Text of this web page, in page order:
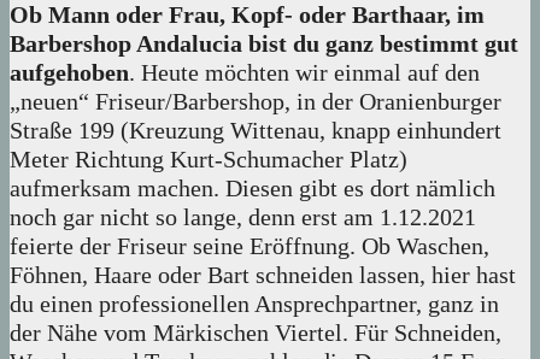
Ob Mann oder Frau, Kopf- oder Barthaar, im
Barbershop Andalucia bist du ganz bestimmt gut
aufgehoben. Heute möchten wir einmal auf den
„neuen“ Friseur/Barbershop, in der Oranienburger
Straße 199 (Kreuzung Wittenau, knapp einhundert
Meter Richtung Kurt-Schumacher Platz)
aufmerksam machen. Diesen gibt es dort nämlich
noch gar nicht so lange, denn erst am 1.12.2021
feierte der Friseur seine Eröffnung. Ob Waschen,
Föhnen, Haare oder Bart schneiden lassen, hier hast
du einen professionellen Ansprechpartner, ganz in
der Nähe vom Märkischen Viertel. Für Schneiden,